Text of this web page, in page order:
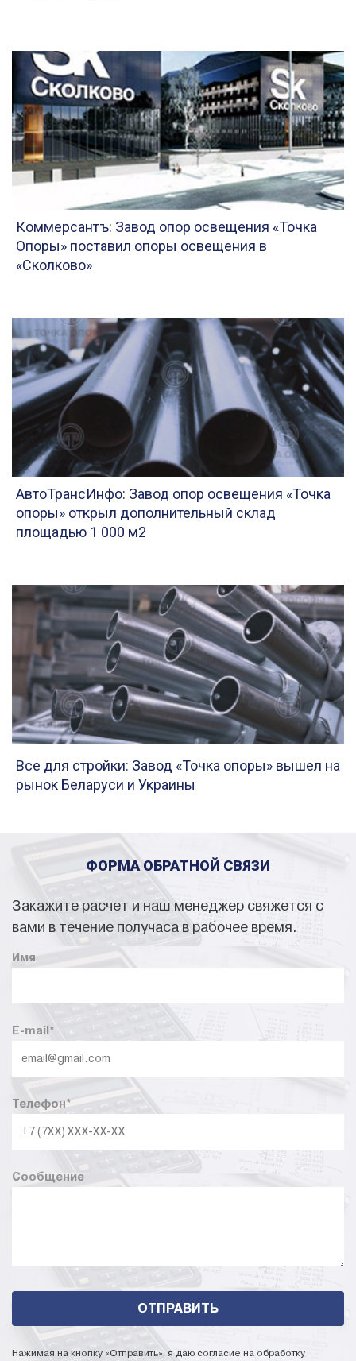
Коммерсантъ: Завод опор освещения «Точка
Опоры» поставил опоры освещения в
«Сколково»
АвтоТрансИнфо: Завод опор освещения «Точка
опоры» открыл дополнительный склад
площадью 1 000 м2
Все для стройки: Завод «Точка опоры» вышел на
рынок Беларуси и Украины
ФОРМА ОБРАТНОЙ СВЯЗИ
Закажите расчет и наш менеджер свяжется с
вами в течение получаса в рабочее время.
Имя
E-mail *
Телефон*
Сообщение
Нажимая на кнопку «Отправить», я даю согласие на обработку